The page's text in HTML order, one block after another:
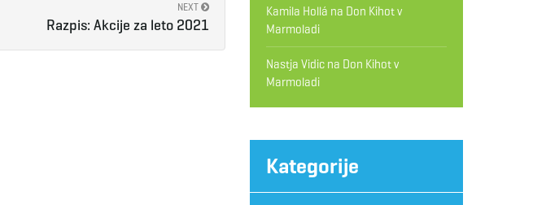
NEXT
Razpis: Akcije za leto 2021
Kamila Hollá na Don Kihot v
Marmoladi
Nastja Vidicna Don Kihot v
Marmoladi
Kategorije